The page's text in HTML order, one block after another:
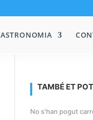
ASTRONOMIA
TAMBÉ ET
No s'han pogut